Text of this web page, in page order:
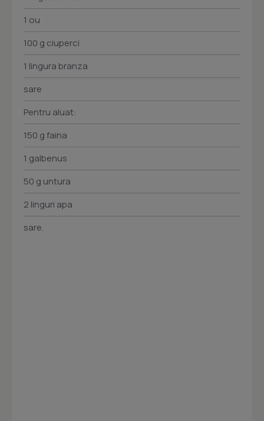
1 ou
100 g ciuperci
1 lingura branza
sare
Pentru aluat:
150 g faina
1 galbenus
50 g untura
2 linguri apa
sare.